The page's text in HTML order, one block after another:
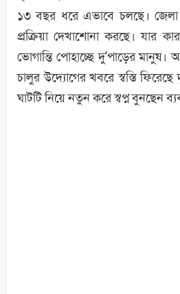
১৩ বছর ধরে এভাবে চলছে।
প্রক্রিয়া দেখাশোনা করছে। যার
ভোগান্তি পোহাচ্ছে দু’পাড়ের মানুষ।
চালুর উদ্যোগের খবরে স্বস্তি
ঘাটটি নিয়ে নতুন করে স্বপ্ন বুনছেন